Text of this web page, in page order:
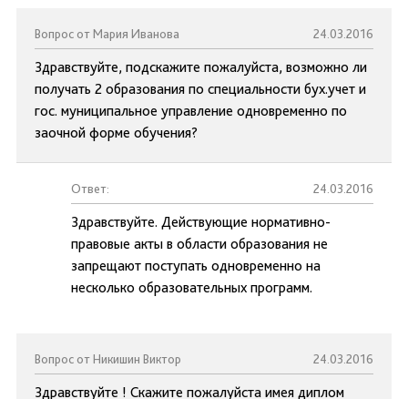
Вопрос от Мария Иванова 24.03.2016
Здравствуйте, подскажите пожалуйста, возможно ли
получать 2 образования по специальности бух.учет и
гос. муниципальное управление одновременно по
заочной форме обучения?
Ответ: 24.03.2016
Здравствуйте. Действующие нормативно-
правовые акты в области образования не
запрещают поступать одновременно на
несколько образовательных программ.
Вопрос от Никишин Виктор 24.03.2016
Здравствуйте ! Скажите пожалуйста имея диплом